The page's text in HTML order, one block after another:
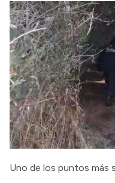
Uno de los puntos más